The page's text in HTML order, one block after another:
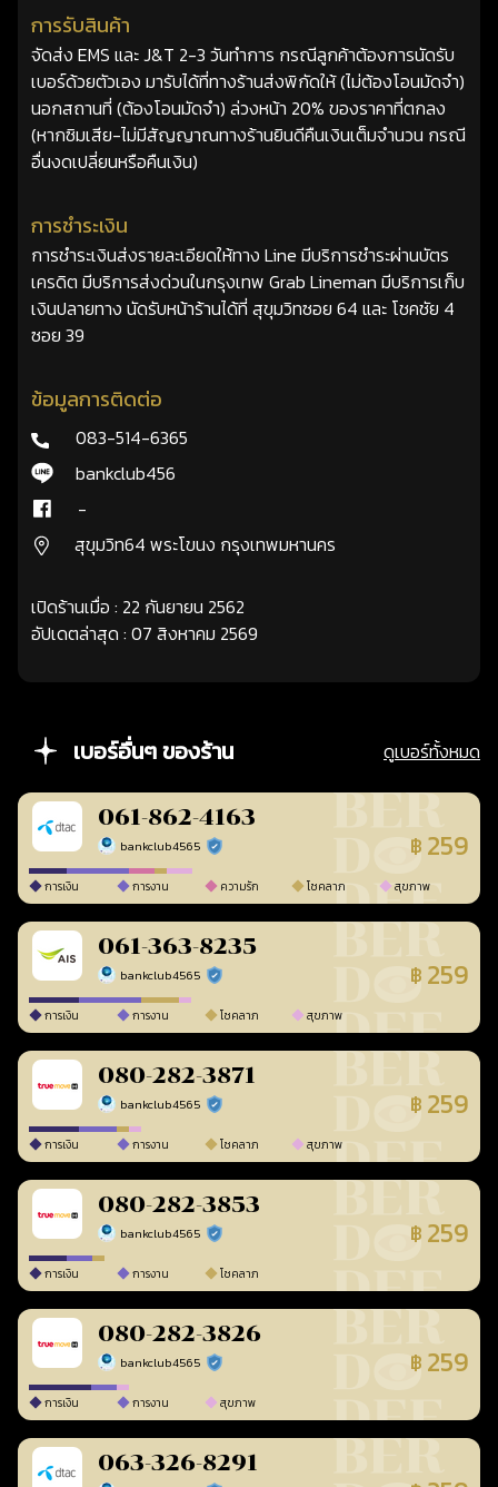
การรับสินค้า
จัดส่ง EMS และ J&T 2-3 วันทำการ กรณีลูกค้าต้องการนัดรับ
เบอร์ด้วยตัวเอง มารับได้ที่ทางร้านส่งพิกัดให้ (ไม่ต้องโอนมัดจำ)
นอกสถานที่ (ต้องโอนมัดจำ) ล่วงหน้า 20% ของราคาที่ตกลง
(หากซิมเสีย-ไม่มีสัญญาณทางร้านยินดีคืนเงินเต็มจำนวน กรณี
อื่นงดเปลี่ยนหรือคืนเงิน)
การชำระเงิน
การชำระเงินส่งรายละเอียดให้ทาง Line มีบริการชำระผ่านบัตร
เครดิต มีบริการส่งด่วนในกรุงเทพ Grab Lineman มีบริการเก็บ
เงินปลายทาง นัดรับหน้าร้านได้ที่ สุขุมวิทซอย 64 และ โชคชัย 4
ซอย 39
ข้อมูลการติดต่อ
083-514-6365
bankclub456
-
สุขุมวิท64 พระโขนง กรุงเทพมหานคร
เปิดร้านเมื่อ : 22 กันยายน 2562
อัปเดตล่าสุด : 07 สิงหาคม 2569
เบอร์อื่นๆ ของร้าน ดูเบอร์ทั้งหมด
061-862-4163
bankclub4565 ร้านยืนยันแล้ว ฿ 259
การเงิน การงาน ความรัก โชคลาภ สุขภาพ
061-363-8235
bankclub4565 ร้านยืนยันแล้ว ฿ 259
การเงิน การงาน โชคลาภ สุขภาพ
080-282-3871
bankclub4565 ร้านยืนยันแล้ว ฿ 259
การเงิน การงาน โชคลาภ สุขภาพ
080-282-3853
bankclub4565 ร้านยืนยันแล้ว ฿ 259
การเงิน การงาน โชคลาภ
080-282-3826
bankclub4565 ร้านยืนยันแล้ว ฿ 259
การเงิน การงาน สุขภาพ
063-326-8291